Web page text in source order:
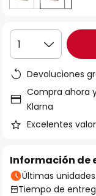
1
Devoluciones
Compra ahora
Klarna
Excelentes
Información de
Últimas
Tiempo de